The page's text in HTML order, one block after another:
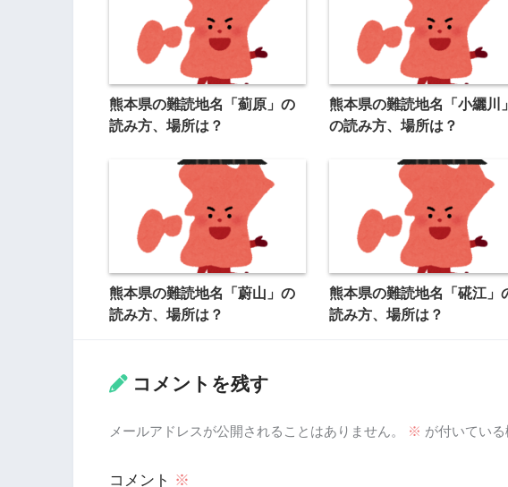
熊本県の難読地名「薊原」の
読み方、場所は？
熊本県の難読地名「小纚川」
の読み方、場所は？
熊本県の難読地名「蔚山」の
読み方、場所は？
熊本県の難読地名「硴江」
読み方、場所は？
コメントを残す
メールアドレスが公開されることはありません。 ※ が付いてい
コメント ※